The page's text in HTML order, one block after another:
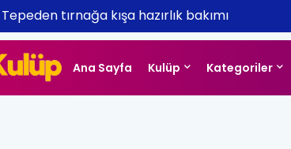
Cuento Dancer ile Yılbaşı Partisi İçin Oryantal
Kiralama
Ana Sayfa Kulüp Kategoriler